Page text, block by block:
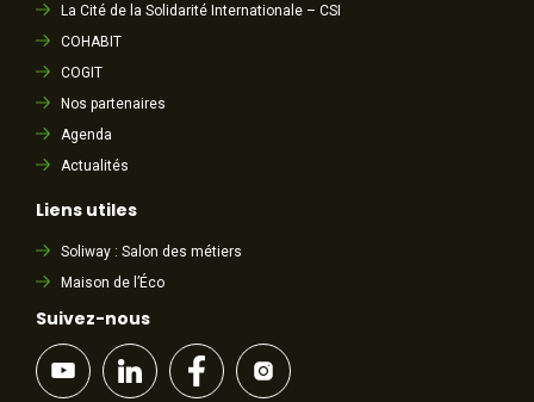
La Cité de la Solidarité Internationale – CSI
COHABIT
COGIT
Nos partenaires
Agenda
Actualités
Liens utiles
Soliway : Salon des métiers
Maison de l’Éco
Suivez-nous